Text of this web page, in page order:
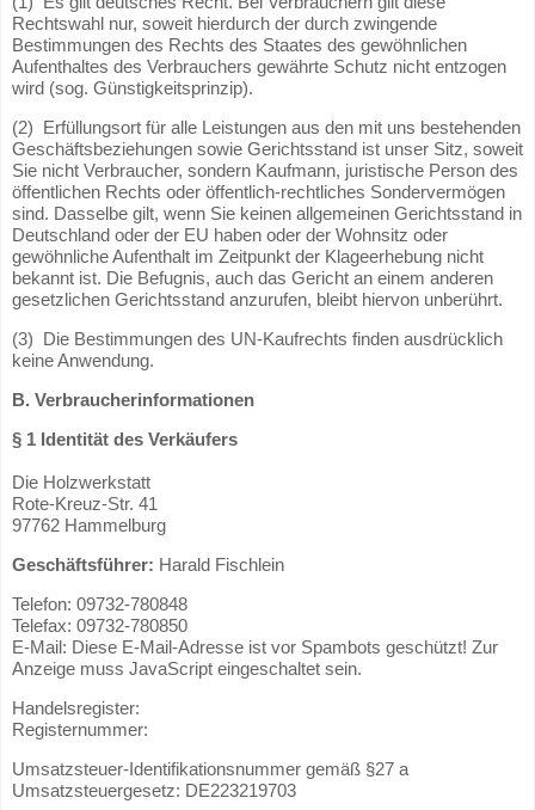
Rechtswahl nur, soweit hierdurch der durch zwingende
Bestimmungen des Rechts des Staates des gewöhnlichen
Aufenthaltes des Verbrauchers gewährte Schutz nicht entzogen
wird (sog. Günstigkeitsprinzip).
(2) Erfüllungsort für alle Leistungen aus den mit uns bestehenden
Geschäftsbeziehungen sowie Gerichtsstand ist unser Sitz, soweit
Sie nicht Verbraucher, sondern Kaufmann, juristische Person des
öffentlichen Rechts oder öffentlich-rechtliches Sondervermögen
sind. Dasselbe gilt, wenn Sie keinen allgemeinen Gerichtsstand in
Deutschland oder der EU haben oder der Wohnsitz oder
gewöhnliche Aufenthalt im Zeitpunkt der Klageerhebung nicht
bekannt ist. Die Befugnis, auch das Gericht an einem anderen
gesetzlichen Gerichtsstand anzurufen, bleibt hiervon unberührt.
(3) Die Bestimmungen des UN-Kaufrechts finden ausdrücklich
keine Anwendung.
B. Verbraucherinformationen
§ 1 Identität des Verkäufers
Die Holzwerkstatt
Rote-Kreuz-Str. 41
97762 Hammelburg
Geschäftsführer: Harald Fischlein
Telefon: 09732-780848
Telefax: 09732-780850
E-Mail: Diese E-Mail-Adresse ist vor Spambots geschützt! Zur
Anzeige muss JavaScript eingeschaltet sein.
Handelsregister:
Registernummer:
Umsatzsteuer-Identifikationsnummer gemäß §27 a
Umsatzsteuergesetz: DE223219703